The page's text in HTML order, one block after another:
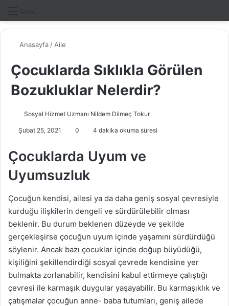
Anasayfa / Aile
Çocuklarda Sıklıkla Görülen
Bozukluklar Nelerdir?
Sosyal Hizmet Uzmanı Nildem Dilmeç Tokur
s
t
a
g
ö
n
d
e
Şubat 25, 2021 0 4 dakika okuma süresi
Çocuklarda Uyum ve
Uyumsuzluk
Çocuğun kendisi, ailesi ya da daha geniş sosyal çevresiyle
kurduğu ilişkilerin dengeli ve sürdürülebilir olması
beklenir. Bu durum beklenen düzeyde ve şekilde
gerçekleşirse çocuğun uyum içinde yaşamını sürdürdüğü
söylenir. Ancak bazı çocuklar içinde doğup büyüdüğü,
kişiliğini şekillendirdiği sosyal çevrede kendisine yer
bulmakta zorlanabilir, kendisini kabul ettirmeye çalıştığı
çevresi ile karmaşık duygular yaşayabilir. Bu karmaşıklık ve
çatışmalar çocuğun anne- baba tutumları, geniş ailede